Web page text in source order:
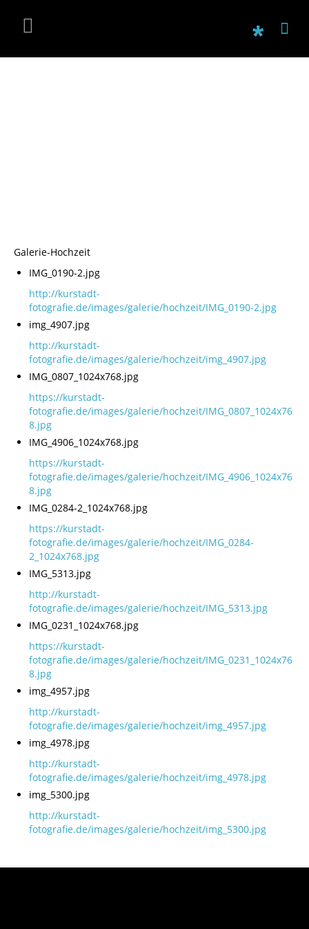
Galerie-Hochzeit
IMG_0190-2.jpg
http://kurstadt-
fotografie.de/images/galerie/hochzeit/IMG_0190-2.jpg
img_4907.jpg
http://kurstadt-
fotografie.de/images/galerie/hochzeit/img_4907.jpg
IMG_0807_1024x768.jpg
https://kurstadt-
fotografie.de/images/galerie/hochzeit/IMG_0807_1024x76
8.jpg
IMG_4906_1024x768.jpg
https://kurstadt-
fotografie.de/images/galerie/hochzeit/IMG_4906_1024x76
8.jpg
IMG_0284-2_1024x768.jpg
https://kurstadt-
fotografie.de/images/galerie/hochzeit/IMG_0284-
2_1024x768.jpg
IMG_5313.jpg
http://kurstadt-
fotografie.de/images/galerie/hochzeit/IMG_5313.jpg
IMG_0231_1024x768.jpg
https://kurstadt-
fotografie.de/images/galerie/hochzeit/IMG_0231_1024x76
8.jpg
img_4957.jpg
http://kurstadt-
fotografie.de/images/galerie/hochzeit/img_4957.jpg
img_4978.jpg
http://kurstadt-
fotografie.de/images/galerie/hochzeit/img_4978.jpg
img_5300.jpg
http://kurstadt-
fotografie.de/images/galerie/hochzeit/img_5300.jpg